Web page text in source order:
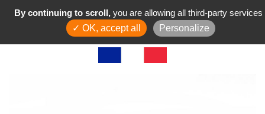
By continuing to scroll, you are allowing all third-party services
✓ OK, accept all
Personalize